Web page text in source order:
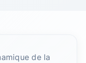
de la